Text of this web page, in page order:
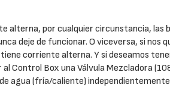
alterna, por cualquier circunstancia, las
deje de funcionar. O viceversa, si nos
corriente alterna. Y si deseamos
Control Box una Válvula Mezcladora
agua (fría/caliente)